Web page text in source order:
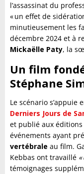
l’assassinat du
« un effet de
minutieusement les
décembre 2024 et à
Mickaëlle Paty, la
Un film
Stéphane
Le scénario s’appuie
Derniers Jours de
et publié aux
événements ayant
vertébrale au film.
Kebbas ont travaillé
témoignages